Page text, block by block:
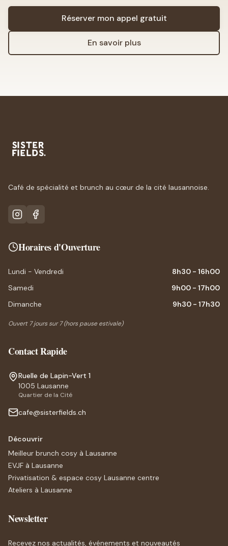
Réserver mon appel gratuit
En savoir plus
Café de spécialité et brunch au cœur de la cité lausannoise.
Horaires d'Ouverture
Lundi - Vendredi
8h30 - 16h00
Samedi
9h00 - 17h00
Dimanche
9h30 - 17h30
Ouvert 7 jours sur 7 (hors pause estivale)
Contact Rapide
Ruelle de Lapin-Vert 1
1005 Lausanne
Quartier de la Cité
cafe@sisterfields.ch
Découvrir
Meilleur brunch cosy à Lausanne
EVJF à Lausanne
Privatisation & espace cosy Lausanne centre
Ateliers à Lausanne
Newsletter
Recevez nos actualités, événements et nouveautés